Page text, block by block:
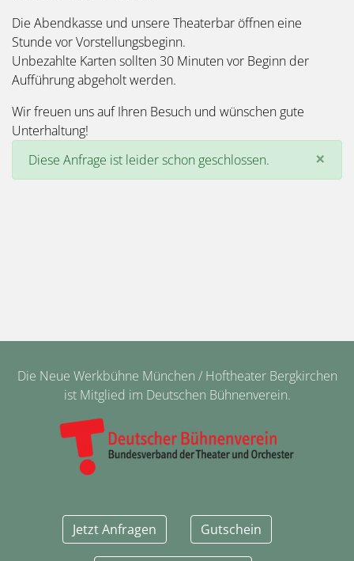
Die Abendkasse und unsere Theaterbar öffnen eine
Stunde vor Vorstellungsbeginn.
Unbezahlte Karten sollten 30 Minuten vor Beginn der
Aufführung abgeholt werden.
Wir freuen uns auf Ihren Besuch und wünschen gute
Unterhaltung!
×
Diese Anfrage ist leider schon geschlossen.
Die Neue Werkbühne München / Hoftheater Bergkirchen
ist Mitglied im Deutschen Bühnenverein.
Jetzt Anfragen Gutschein